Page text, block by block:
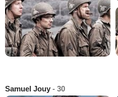
Samuel Jouy - 30